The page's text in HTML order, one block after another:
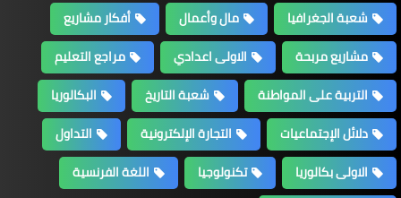
شعبة الجغرافيا
مال وأعمال
أفكار مشاريع
مشاريع مربحة
الاولى اعدادي
مراجع التعليم
التربية على المواطنة
شعبة التاريخ
البكالوريا
دلائل الإجتماعيات
التجارة الإلكترونية
التداول
الاولى بكالوريا
تكنولوجيا
اللغة الفرنسية